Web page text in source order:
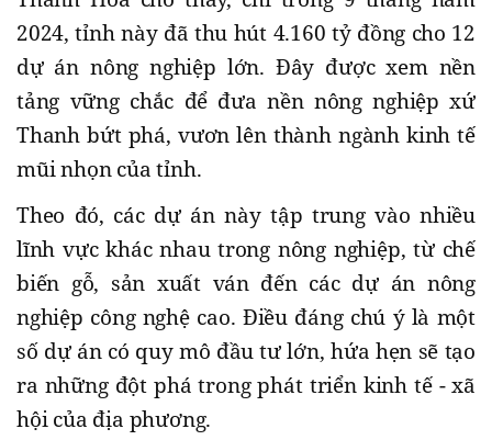
2024, tỉnh này đã thu hút 4.160 tỷ đồng cho 12
dự án nông nghiệp lớn. Đây được xem nền
tảng vững chắc để đưa nền nông nghiệp xứ
Thanh bứt phá, vươn lên thành ngành kinh tế
mũi nhọn của tỉnh.
Theo đó, các dự án này tập trung vào nhiều
lĩnh vực khác nhau trong nông nghiệp, từ chế
biến gỗ, sản xuất ván đến các dự án nông
nghiệp công nghệ cao. Điều đáng chú ý là một
số dự án có quy mô đầu tư lớn, hứa hẹn sẽ tạo
ra những đột phá trong phát triển kinh tế - xã
hội của địa phương.